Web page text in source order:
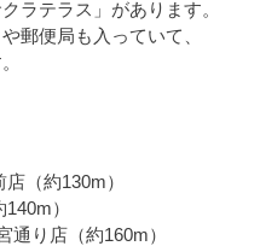
ラテラス」があります。
郵便局も入っていて、
（約130m）
）
通り店（約160m）